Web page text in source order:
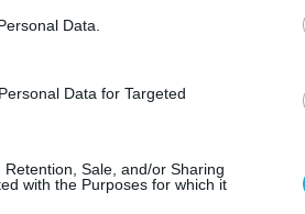
Data.
Data for Targeted
Sale, and/or Sharing
with the Purposes for which it
ρόλο του
εργαλείων
μικρομεσαίες
«Αναβαθμίζω το Σπίτι